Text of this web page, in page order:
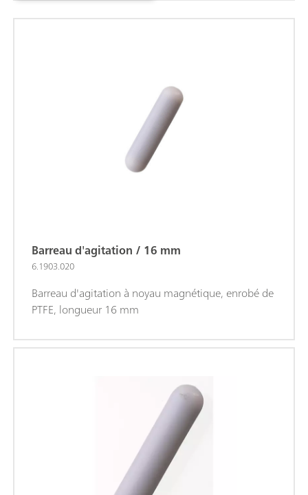
Barreau d'agitation / 16 mm
6.1903.020
Barreau d'agitation à noyau magnétique, enrobé de
PTFE, longueur 16 mm